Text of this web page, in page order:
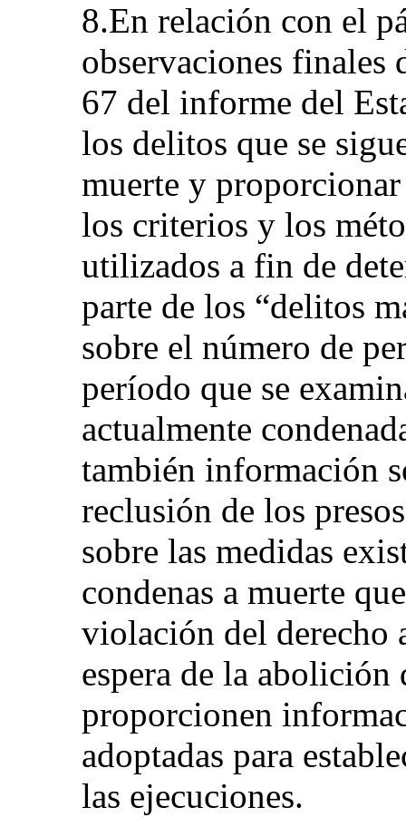
8.En relación con el
observaciones
67 del informe del
los delitos que se
muerte y
los criterios y los
utilizados a fin de
parte de los “delitos
sobre el número de
período que se
actualmente
también información
reclusión de los
sobre las medidas
condenas a muerte
violación del
espera de la abolición
proporcionen
adoptadas para
las ejecuciones.